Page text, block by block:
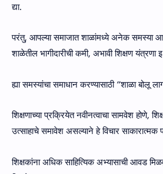
द्या.
परंतु, आपल्या समाजात शाळांमध्ये अनेक समस्या
शाळेतील भागीदारीची कमी, अभावी शिक्षण यंत्रणा
ह्या समस्यांचा समाधान करण्यासाठी “शाळा बोलू
शिक्षणाच्या प्रक्रियेत नवीनत्वाचा सामवेश होणे,
उत्साहाचे समावेश असल्याने हे विचार साकारात्मक
शिक्षकांना अधिक साहित्यिक अभ्यासाची आवड